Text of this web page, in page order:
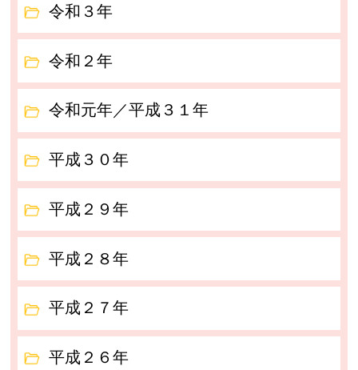
令和３年
令和２年
令和元年／平成３１年
平成３０年
平成２９年
平成２８年
平成２７年
平成２６年